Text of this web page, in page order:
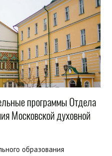
программы Отдела
Московской духовной
образования